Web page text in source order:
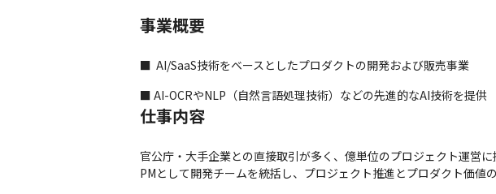
事業概要
■  AI/SaaS技術をベースとしたプロダクトの開発および販売事業
■ AI-OCRやNLP（自然言語処理技術）などの先進的なAI技術を提供
仕事内容
官公庁・大手企業との直接取引が多く、億単位のプロジェクト運営に
PMとして開発チームを統括し、プロジェクト推進とプロダクト価値